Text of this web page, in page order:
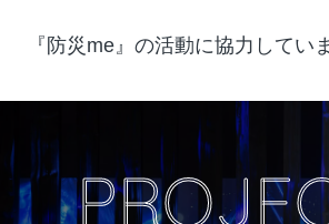
『防災me』の活動に協力してい